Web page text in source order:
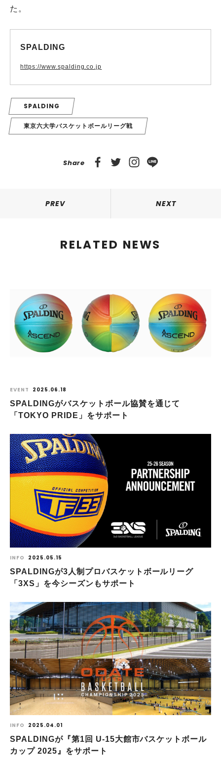
た。
SPALDING
https://www.spalding.co.jp
SPALDING
東京六大学バスケットボールリーグ戦
Share
PREV NEXT
RELATED NEWS
EVENT 2025.06.18
SPALDINGがバスケットボール協賛を通じて
「TOKYO PRIDE」をサポート
INFO 2025.05.15
SPALDINGが3人制プロバスケットボールリーグ
「3XS」を今シーズンもサポート
INFO 2025.04.01
SPALDINGが『第1回 U-15大館市バスケットボール
カップ 2025』をサポート